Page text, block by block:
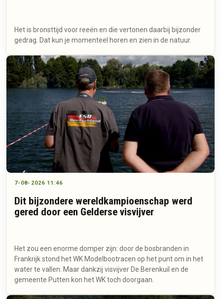
Het is bronsttijd voor reeën en die vertonen daarbij bijzonder
gedrag. Dat kun je momenteel horen en zien in de natuur.
7-08-2026 11:46
Dit bijzondere wereldkampioenschap werd
gered door een Gelderse visvijver
Het zou een enorme domper zijn: door de bosbranden in
Frankrijk stond het WK Modelbootracen op het punt om in het
water te vallen. Maar dankzij visvijver De Berenkuil en de
gemeente Putten kon het WK toch doorgaan.